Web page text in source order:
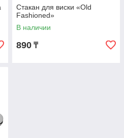
Стакан для виски «Old
Fashioned»
В наличии
890 ₸